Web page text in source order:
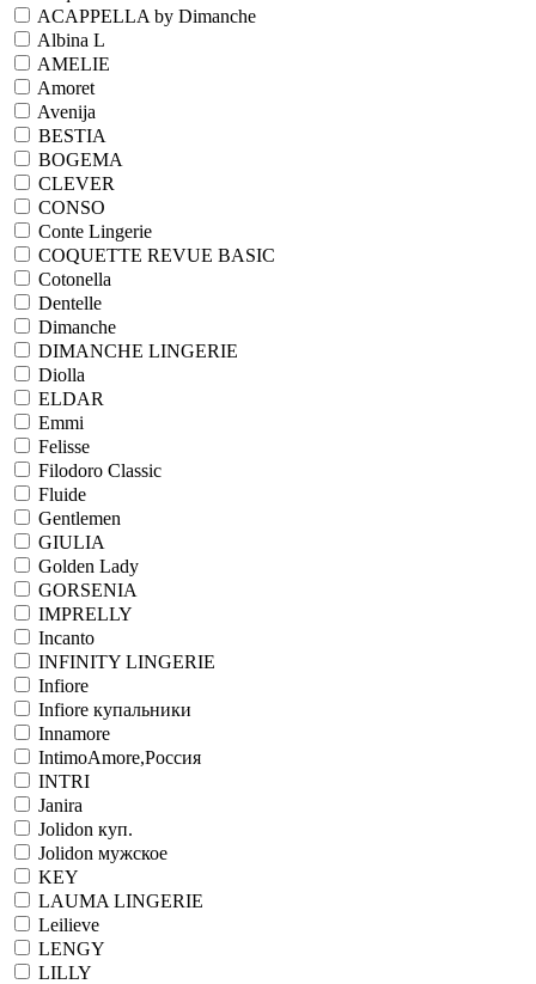
ACAPPELLA by Dimanche
Albina L
AMELIE
Amoret
Avenija
BESTIA
BOGEMA
CLEVER
CONSO
Conte Lingerie
COQUETTE REVUE BASIC
Cotonella
Dentelle
Dimanche
DIMANCHE LINGERIE
Diolla
ELDAR
Emmi
Felisse
Filodoro Classic
Fluide
Gentlemen
GIULIA
Golden Lady
GORSENIA
IMPRELLY
Incanto
INFINITY LINGERIE
Infiore
Infiore купальники
Innamore
IntimoAmore,Россия
INTRI
Janira
Jolidon куп.
Jolidon мужское
KEY
LAUMA LINGERIE
Leilieve
LENGY
LILLY